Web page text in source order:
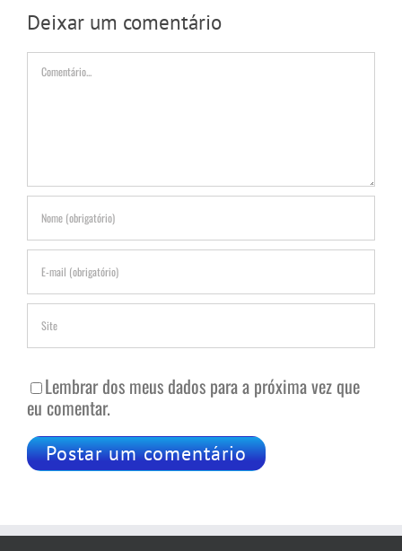
Deixar um comentário
Comentário
Lembrar dos meus dados para a próxima vez que
eu comentar.